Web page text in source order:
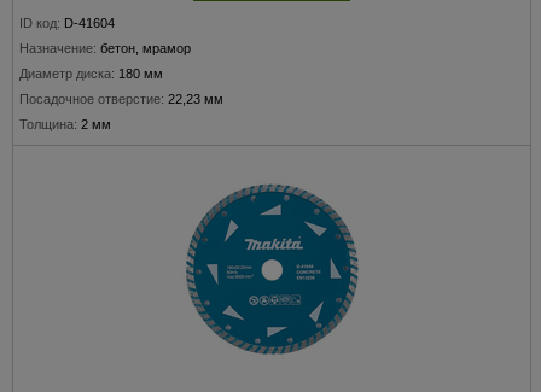
ID код: D-41604
Назначение: бетон, мрамор
Диаметр диска: 180 мм
Посадочное отверстие: 22,23 мм
Толщина: 2 мм